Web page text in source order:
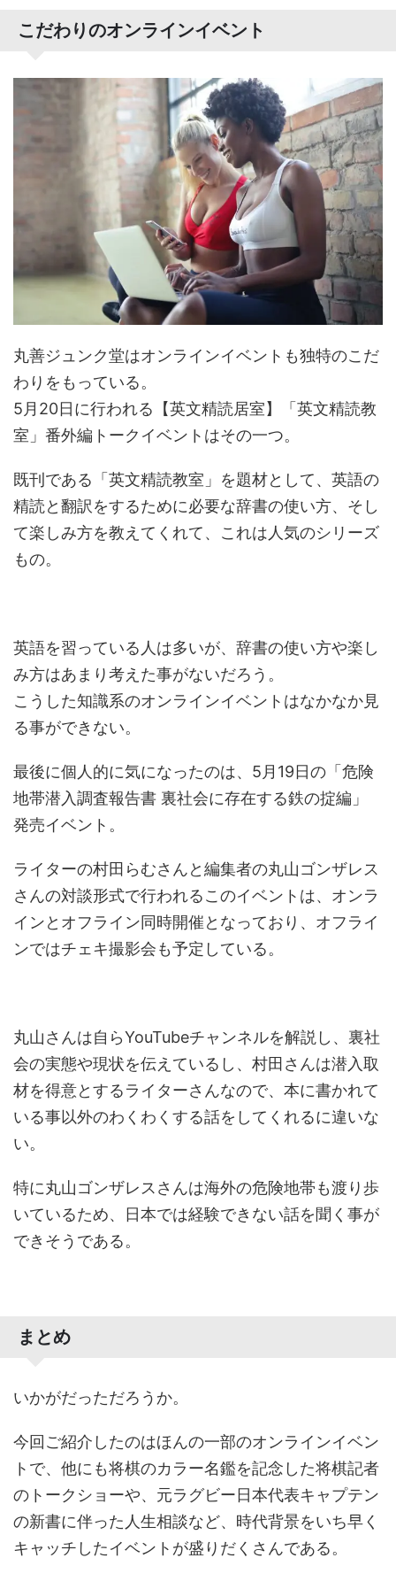
こだわりのオンラインイベント
丸善ジュンク堂はオンラインイベントも独特のこだ
わりをもっている。
5月20日に行われる【英文精読居室】「英文精読教
室」番外編トークイベントはその一つ。
既刊である「英文精読教室」を題材として、英語の
精読と翻訳をするために必要な辞書の使い方、そし
て楽しみ方を教えてくれて、これは人気のシリーズ
もの。
英語を習っている人は多いが、辞書の使い方や楽し
み方はあまり考えた事がないだろう。
こうした知識系のオンラインイベントはなかなか見
る事ができない。
最後に個人的に気になったのは、5月19日の「危険
地帯潜入調査報告書 裏社会に存在する鉄の掟編」
発売イベント。
ライターの村田らむさんと編集者の丸山ゴンザレス
さんの対談形式で行われるこのイベントは、オンラ
インとオフライン同時開催となっており、オフライ
ンではチェキ撮影会も予定している。
丸山さんは自らYouTubeチャンネルを解説し、裏社
会の実態や現状を伝えているし、村田さんは潜入取
材を得意とするライターさんなので、本に書かれて
いる事以外のわくわくする話をしてくれるに違いな
い。
特に丸山ゴンザレスさんは海外の危険地帯も渡り歩
いているため、日本では経験できない話を聞く事が
できそうである。
まとめ
いかがだっただろうか。
今回ご紹介したのはほんの一部のオンラインイベン
トで、他にも将棋のカラー名鑑を記念した将棋記者
のトークショーや、元ラグビー日本代表キャプテン
の新書に伴った人生相談など、時代背景をいち早く
キャッチしたイベントが盛りだくさんである。